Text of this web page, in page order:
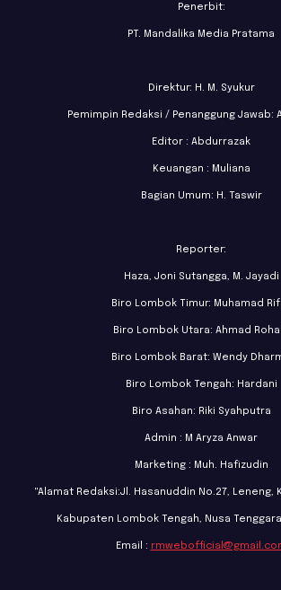
Penerbit:
PT. Mandalika Media Pratama
Direktur: H. M. Syukur
Pemimpin Redaksi / Penanggung Jawab:
Editor : Abdurrazak
Keuangan : Muliana
Bagian Umum: H. Taswir
Reporter:
Haza, Joni Sutangga, M. Jayadi
Biro Lombok Timur: Muhamad
Biro Lombok Utara: Ahmad
Biro Lombok Barat: Wendy
Biro Lombok Tengah: Hardani
Biro Asahan: Riki Syahputra
Admin : M Aryza Anwar
Marketing : Muh. Hafizudin
"Alamat Redaksi:Jl. Hasanuddin No.27, Leneng,
Kabupaten Lombok Tengah, Nusa
Email :